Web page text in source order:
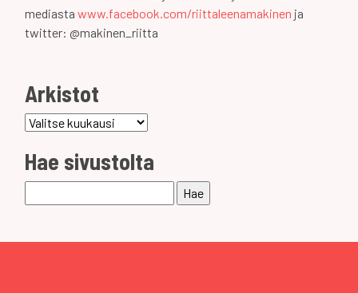
mediasta www.facebook.com/riittaleenamakinen ja
twitter: @makinen_riitta
Arkistot
Arkistot
Hae sivustolta